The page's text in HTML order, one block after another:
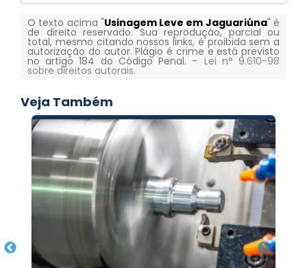
O texto acima "Usinagem Leve em Jaguariúna" é
de direito reservado. Sua reprodução, parcial ou
total, mesmo citando nossos links, é proibida sem a
autorização do autor. Plágio é crime e está previsto
no artigo 184 do Código Penal. – Lei n° 9.610-98
sobre direitos autorais.
Veja Também